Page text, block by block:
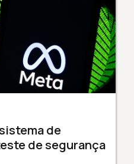
de
de segurança